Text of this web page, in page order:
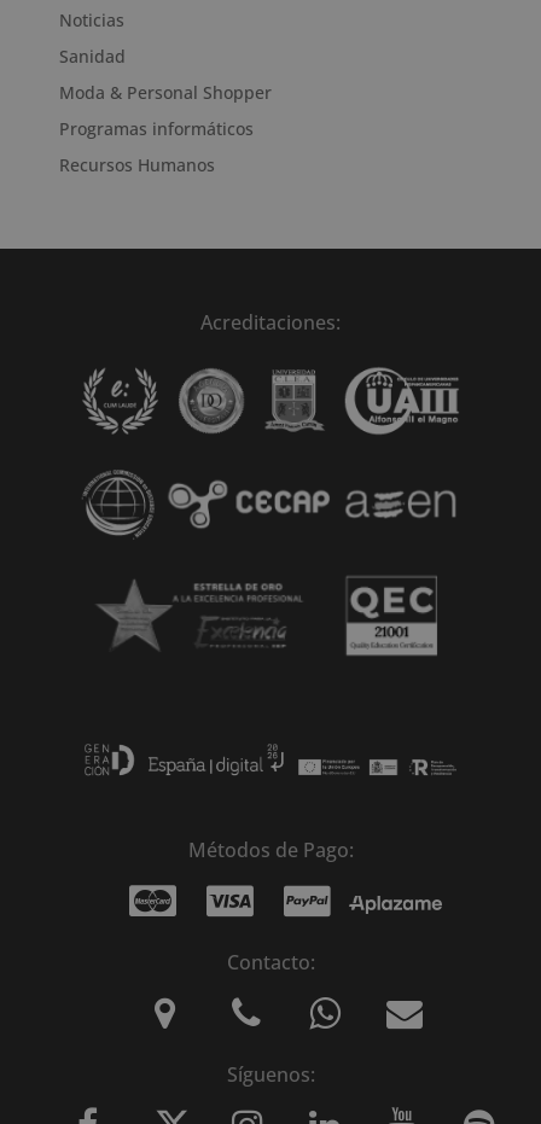
Noticias
Sanidad
Moda & Personal Shopper
Programas informáticos
Recursos Humanos
Acreditaciones:
Métodos de Pago:
Contacto:
Síguenos: